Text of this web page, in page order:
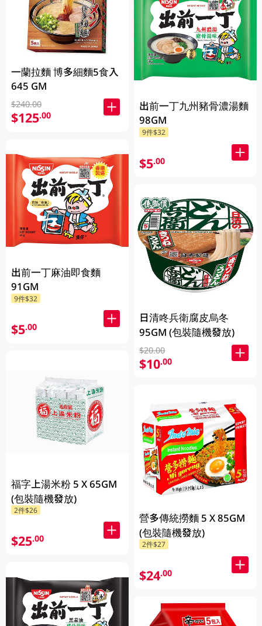
一蘭拉麵 博多細麵5食入
645 GM
$240.00
$125.00
出前一丁麻油即食麵
91GM
9件$32
$5.00
福字上湯米粉 5 X 65GM
(包裝隨機發放)
2件$26
$25.00
出前一丁九州豬骨濃湯麵
98GM
9件$32
$5.00
日清咚兵衛腐皮烏冬
95GM (包裝隨機發放)
$20.00
$10.00
營多傳統撈麵 5 X 85GM
(包裝隨機發放)
2件$27
$24.00